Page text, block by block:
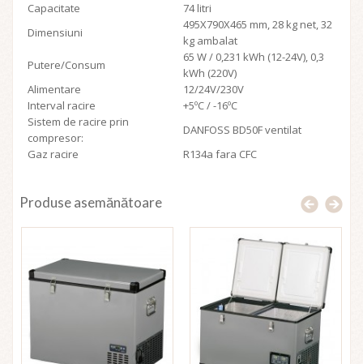
Capacitate
74 litri
Dimensiuni
495X790X465 mm, 28 kg net, 32
kg ambalat
Putere/Consum
65 W / 0,231 kWh (12-24V), 0,3
kWh (220V)
Alimentare
12/24V/230V
Interval racire
+5ºC / -16ºC
Sistem de racire prin
compresor:
DANFOSS BD50F ventilat
Gaz racire
R134a fara CFC
Produse asemănătoare